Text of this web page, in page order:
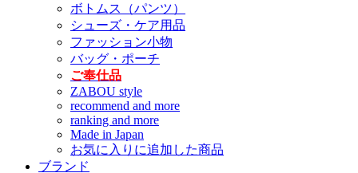
ボトムス（パンツ）
シューズ・ケア用品
ファッション小物
バッグ・ポーチ
ご奉仕品
ZABOU style
recommend and more
ranking and more
Made in Japan
お気に入りに追加した商品
ブランド